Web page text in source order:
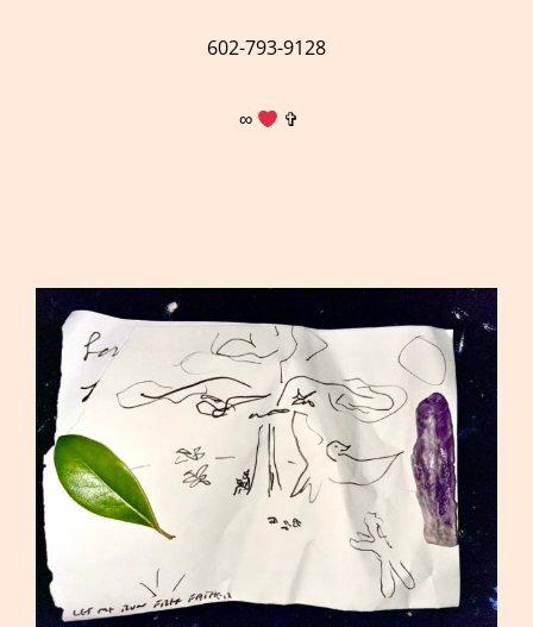
602-793-9128
∞ ✞